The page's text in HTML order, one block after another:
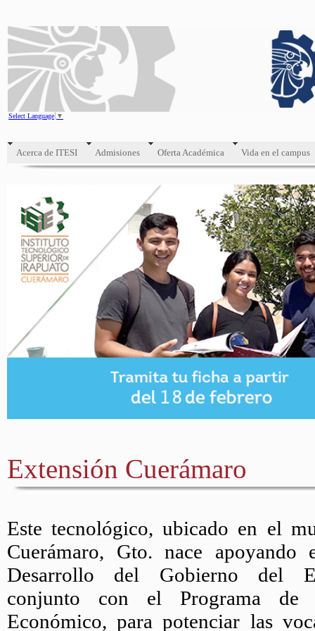
Select Language ▼
Acerca de ITESI Admisiones Oferta Académica Vida en el campus
Extensión Cuerámaro
Este tecnológico, ubicado en el
Cuerámaro, Gto. nace apoyando
Desarrollo del Gobierno del
conjunto con el Programa de
Económico, para potenciar las